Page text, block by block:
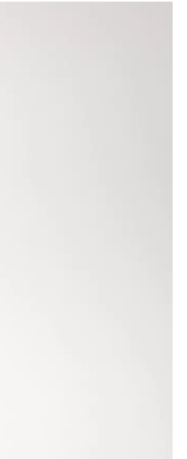
11,03 Sekunden
12,53 Sekunden
ein. Er
war die
bereits die
Eine klasse
46,74 Sekunden
An Mia Berger